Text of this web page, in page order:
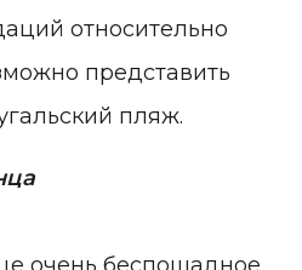
относительно
представить
пляж.